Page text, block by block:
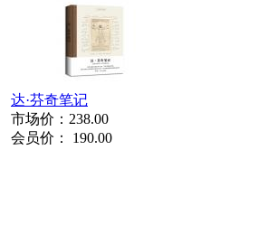
达·芬奇笔记
市场价： 238.00
会员价： 190.00